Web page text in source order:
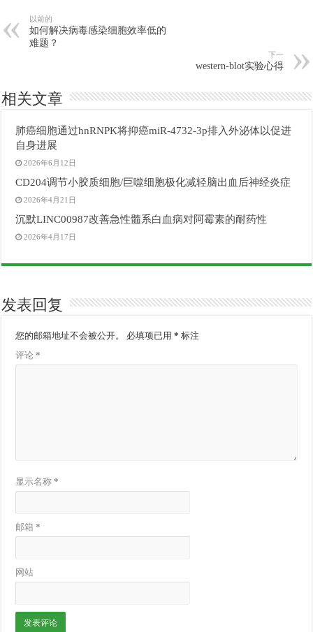
以前的
如何解决病毒感染细胞效率低的
难题？
下一
western-blot实验心得
相关文章
肺癌细胞通过hnRNPK将抑癌miR-4732-3p排入外泌体以促进
自身进展
2026年6月12日
CD204调节小胶质细胞/巨噬细胞极化减轻脑出血后神经炎症
2026年4月21日
沉默LINC00987改善急性髓系白血病对阿霉素的耐药性
2026年4月17日
发表回复
您的邮箱地址不会被公开。 必填项已用* 标注
评论*
显示名称*
邮箱*
网站